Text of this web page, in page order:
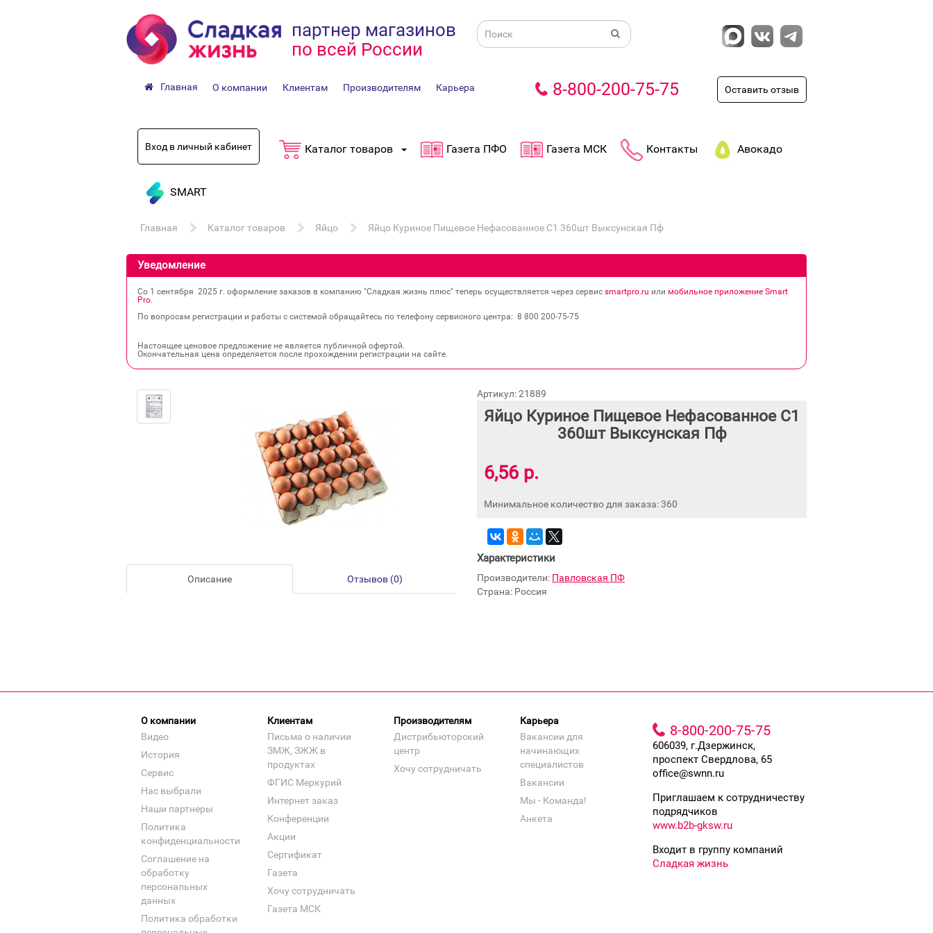
партнер магазинов
по всей России
Главная О компании Клиентам Производителям Карьера 8-800-200-75-75 Оставить отзыв
Вход в личный кабинет Каталог товаров Газета ПФО Газета МСК Контакты Авокадо
SMART
Главная Каталог товаров Яйцо Яйцо Куриное Пищевое Нефасованное С1 360шт Выксунская Пф
Уведомление
Со 1 сентября 2025 г. оформление заказов в компанию "Сладкая жизнь плюс" теперь осуществляется через сервис smartpro.ru или мобильное приложение Smart
Pro.
По вопросам регистрации и работы с системой обращайтесь по телефону сервисного центра: 8 800 200‐75‐75
Настоящее ценовое предложение не является публичной офертой.
Окончательная цена определяется после прохождении регистрации на сайте.
Описание Отзывов (0)
Артикул: 21889
Яйцо Куриное Пищевое Нефасованное С1
360шт Выксунская Пф
6,56 р.
Минимальное количество для заказа: 360
Характеристики
Производители: Павловская ПФ
Страна: Россия
О компании
Видео
История
Сервис
Нас выбрали
Наши партнеры
Политика
конфиденциальности
Соглашение на
обработку
персональных
данных
Политика обработки
Клиентам
Письма о наличии
ЗМЖ, ЗЖЖ в
продуктах
ФГИС Меркурий
Интернет заказ
Конференции
Акции
Сертификат
Газета
Хочу сотрудничать
Газета МСК
Производителям
Дистрибьюторский
центр
Хочу сотрудничать
Карьера
Вакансии для
начинающих
специалистов
Вакансии
Мы - Команда!
Анкета
8-800-200-75-75
606039, г.Дзержинск,
проспект Свердлова, 65
office@swnn.ru
Приглашаем к сотрудничеству
подрядчиков
www.b2b-gksw.ru
Входит в группу компаний
Сладкая жизнь